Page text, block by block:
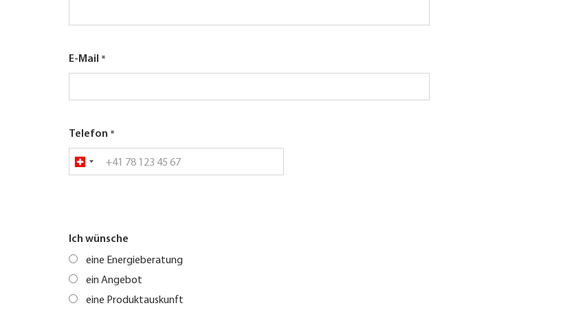
E-Mail
Telefon
Ich wünsche
eine Energieberatung
ein Angebot
eine Produktauskunft